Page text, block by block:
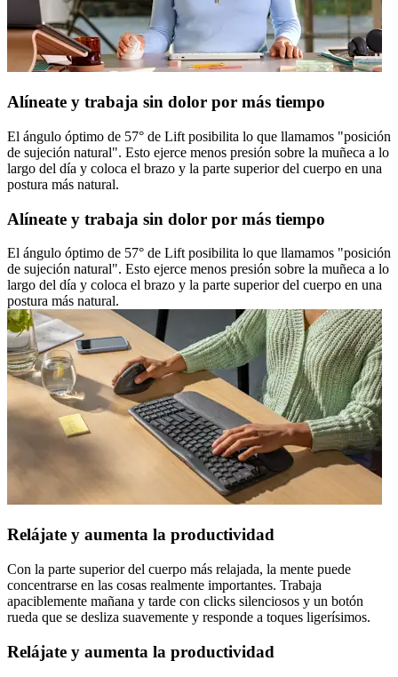
Alíneate y trabaja sin dolor por más tiempo
El ángulo óptimo de 57° de Lift posibilita lo que llamamos "posición
de sujeción natural". Esto ejerce menos presión sobre la muñeca a lo
largo del día y coloca el brazo y la parte superior del cuerpo en una
postura más natural.
Alíneate y trabaja sin dolor por más tiempo
El ángulo óptimo de 57° de Lift posibilita lo que llamamos "posición
de sujeción natural". Esto ejerce menos presión sobre la muñeca a lo
largo del día y coloca el brazo y la parte superior del cuerpo en una
postura más natural.
Relájate y aumenta la productividad
Con la parte superior del cuerpo más relajada, la mente puede
concentrarse en las cosas realmente importantes. Trabaja
apaciblemente mañana y tarde con clicks silenciosos y un botón
rueda que se desliza suavemente y responde a toques ligerísimos.
Relájate y aumenta la productividad